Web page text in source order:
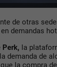
de otras
demandas
Perk, la
demanda de
la compra